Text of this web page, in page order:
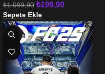
₺1.099,90 ₺199,90
Sepete Ekle
-77%